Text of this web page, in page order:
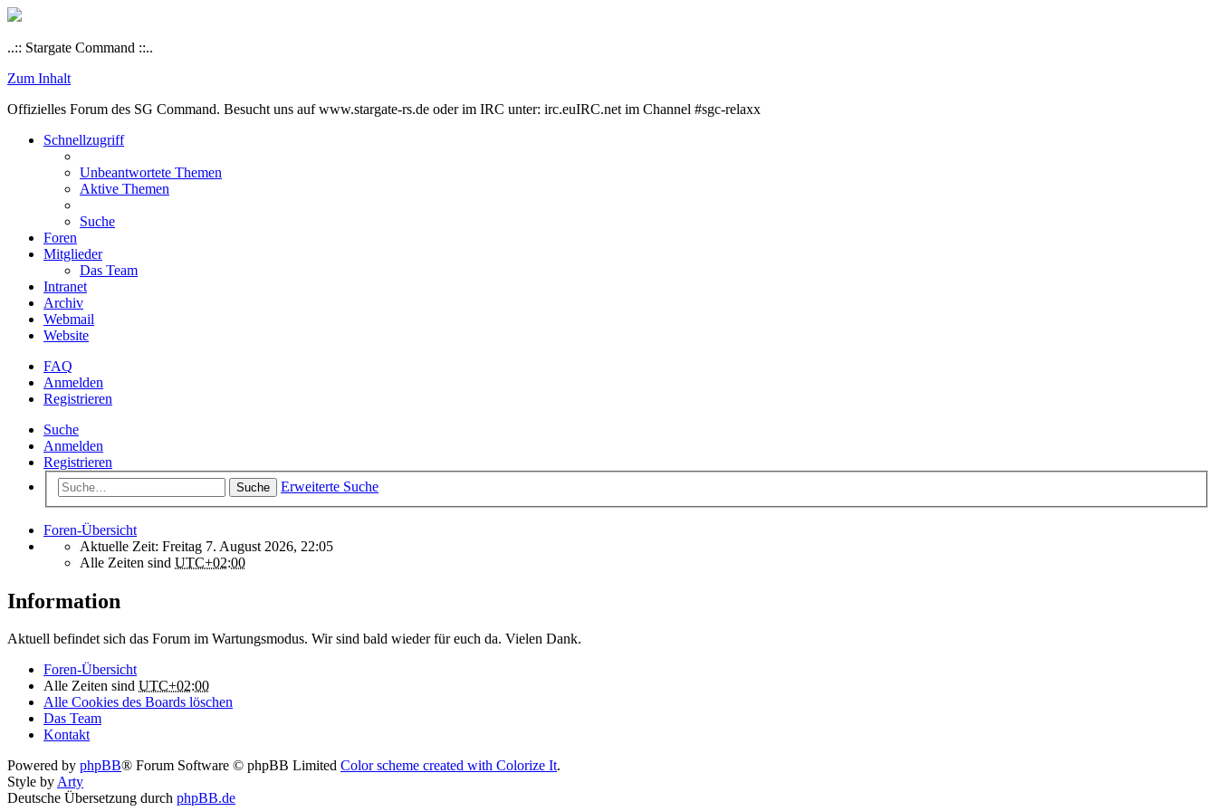
..:: Stargate Command ::..
Zum Inhalt
Offizielles Forum des SG Command. Besucht uns auf www.stargate-rs.de oder im IRC unter: irc.euIRC.net im Channel #sgc-relaxx
Schnellzugriff
Unbeantwortete Themen
Aktive Themen
Suche
Foren
Mitglieder
Das Team
Intranet
Archiv
Webmail
Website
FAQ
Anmelden
Registrieren
Suche
Anmelden
Registrieren
Suche Erweiterte Suche
Foren-Übersicht
Aktuelle Zeit: Freitag 7. August 2026, 22:05
Alle Zeiten sind UTC+02:00
Information
Aktuell befindet sich das Forum im Wartungsmodus. Wir sind bald wieder für euch da. Vielen Dank.
Foren-Übersicht
Alle Zeiten sind UTC+02:00
Alle Cookies des Boards löschen
Das Team
Kontakt
Powered by phpBB® Forum Software © phpBB Limited Color scheme created with Colorize It.
Style byArty
Deutsche Übersetzung durch phpBB.de